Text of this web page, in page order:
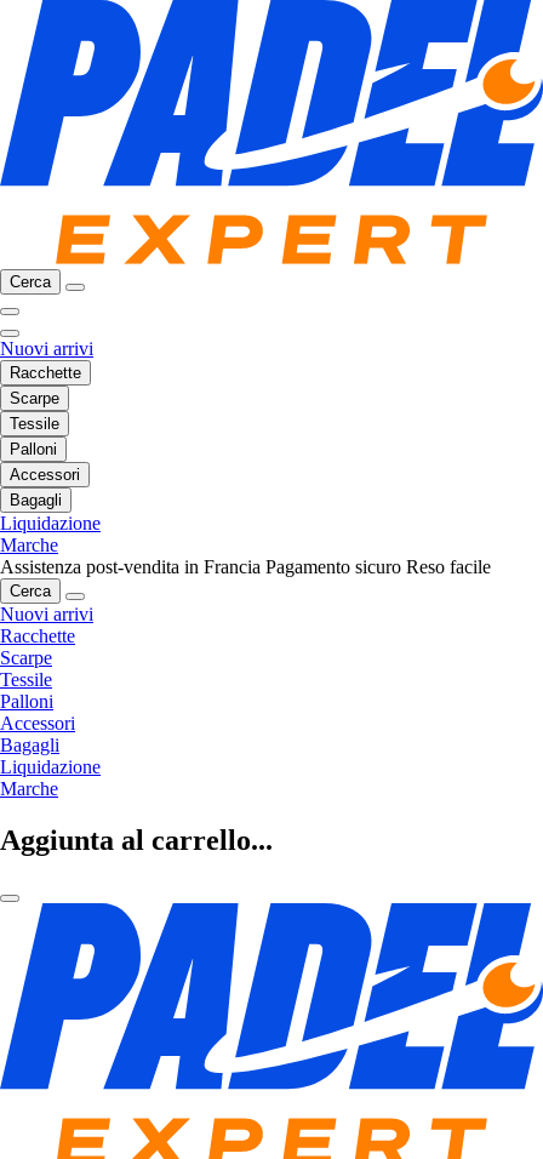
Cerca
Nuovi arrivi
Racchette
Scarpe
Tessile
Palloni
Accessori
Bagagli
Liquidazione
Marche
Assistenza post-vendita in Francia Pagamento sicuro Reso facile
Cerca
Nuovi arrivi
Racchette
Scarpe
Tessile
Palloni
Accessori
Bagagli
Liquidazione
Marche
Aggiunta al carrello...